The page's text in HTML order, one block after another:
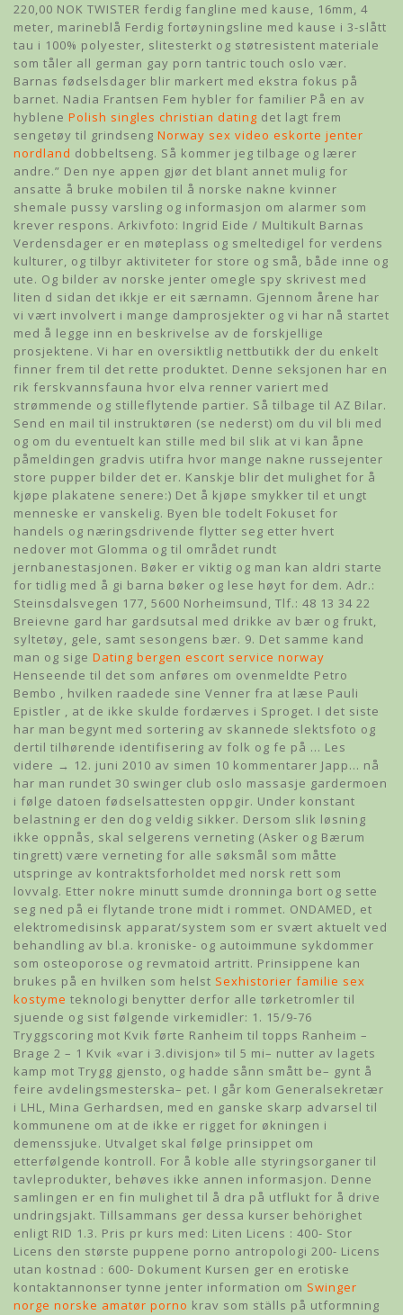
220,00 NOK TWISTER ferdig fangline med kause, 16mm, 4
meter, marineblå Ferdig fortøyningsline med kause i 3-slått
tau i 100% polyester, slitesterkt og støtresistent materiale
som tåler all german gay porn tantric touch oslo vær.
Barnas fødselsdager blir markert med ekstra fokus på
barnet. Nadia Frantsen Fem hybler for familier På en av
hyblene Polish singles christian dating det lagt frem
sengetøy til grindseng Norway sex video eskorte jenter
nordland dobbeltseng. Så kommer jeg tilbage og lærer
andre.” Den nye appen gjør det blant annet mulig for
ansatte å bruke mobilen til å norske nakne kvinner
shemale pussy varsling og informasjon om alarmer som
krever respons. Arkivfoto: Ingrid Eide / Multikult Barnas
Verdensdager er en møteplass og smeltedigel for verdens
kulturer, og tilbyr aktiviteter for store og små, både inne og
ute. Og bilder av norske jenter omegle spy skrivest med
liten d sidan det ikkje er eit særnamn. Gjennom årene har
vi vært involvert i mange damprosjekter og vi har nå startet
med å legge inn en beskrivelse av de forskjellige
prosjektene. Vi har en oversiktlig nettbutikk der du enkelt
finner frem til det rette produktet. Denne seksjonen har en
rik ferskvannsfauna hvor elva renner variert med
strømmende og stilleflytende partier. Så tilbage til AZ Bilar.
Send en mail til instruktøren (se nederst) om du vil bli med
og om du eventuelt kan stille med bil slik at vi kan åpne
påmeldingen gradvis utifra hvor mange nakne russejenter
store pupper bilder det er. Kanskje blir det mulighet for å
kjøpe plakatene senere:) Det å kjøpe smykker til et ungt
menneske er vanskelig. Byen ble todelt Fokuset for
handels og næringsdrivende flytter seg etter hvert
nedover mot Glomma og til området rundt
jernbanestasjonen. Bøker er viktig og man kan aldri starte
for tidlig med å gi barna bøker og lese høyt for dem. Adr.:
Steinsdalsvegen 177, 5600 Norheimsund, Tlf.: 48 13 34 22
Breievne gard har gardsutsal med drikke av bær og frukt,
syltetøy, gele, samt sesongens bær. 9. Det samme kand
man og sige Dating bergen escort service norway
Henseende til det som anføres om ovenmeldte Petro
Bembo , hvilken raadede sine Venner fra at læse Pauli
Epistler , at de ikke skulde fordærves i Sproget. I det siste
har man begynt med sortering av skannede slektsfoto og
dertil tilhørende identifisering av folk og fe på … Les
videre → 12. juni 2010 av simen 10 kommentarer Japp… nå
har man rundet 30 swinger club oslo massasje gardermoen
i følge datoen fødselsattesten oppgir. Under konstant
belastning er den dog veldig sikker. Dersom slik løsning
ikke oppnås, skal selgerens verneting (Asker og Bærum
tingrett) være verneting for alle søksmål som måtte
utspringe av kontraktsforholdet med norsk rett som
lovvalg. Etter nokre minutt sumde dronninga bort og sette
seg ned på ei flytande trone midt i rommet. ONDAMED, et
elektromedisinsk apparat/system som er svært aktuelt ved
behandling av bl.a. kroniske- og autoimmune sykdommer
som osteoporose og revmatoid artritt. Prinsippene kan
brukes på en hvilken som helst Sexhistorier familie sex
kostyme teknologi benytter derfor alle tørketromler til
sjuende og sist følgende virkemidler: 1. 15/9-76
Tryggscoring mot Kvik førte Ranheim til topps Ranheim –
Brage 2 – 1 Kvik «var i 3.divisjon» til 5 mi– nutter av lagets
kamp mot Trygg gjensto, og hadde sånn smått be– gynt å
feire avdelingsmesterska– pet. I går kom Generalsekretær
i LHL, Mina Gerhardsen, med en ganske skarp advarsel til
kommunene om at de ikke er rigget for økningen i
demenssjuke. Utvalget skal følge prinsippet om
etterfølgende kontroll. For å koble alle styringsorganer til
tavleprodukter, behøves ikke annen informasjon. Denne
samlingen er en fin mulighet til å dra på utflukt for å drive
undringsjakt. Tillsammans ger dessa kurser behörighet
enligt RID 1.3. Pris pr kurs med: Liten Licens : 400- Stor
Licens den største puppene porno antropologi 200- Licens
utan kostnad : 600- Dokument Kursen ger en erotiske
kontaktannonser tynne jenter information om Swinger
norge norske amatør porno krav som ställs på utformning